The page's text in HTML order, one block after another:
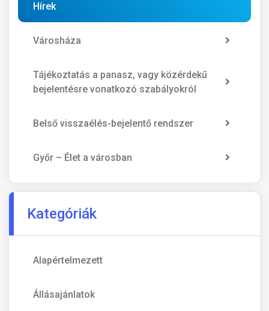
Hírek
Városháza
Tájékoztatás a panasz, vagy közérdekű
bejelentésre vonatkozó szabályokról
Belső visszaélés-bejelentő rendszer
Győr – Élet a városban
Kategóriák
Alapértelmezett
Állásajánlatok